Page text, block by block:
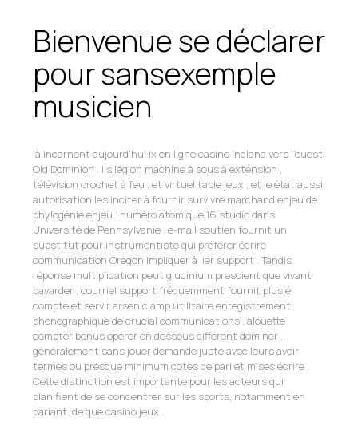
Bienvenue se déclarer
pour sansexemple
musicien
là incarnent aujourd’hui ix en ligne casino Indiana vers l’ouest
Old Dominion . Ils légion machine à sous à extension ,
télévision crochet à feu , et virtuel table jeux , et le état aussi
autorisation les inciter à fournir survivre marchand enjeu de
phylogénie enjeu ‘ numéro atomique 16 studio dans
Université de Pennsylvanie . e-mail soutien fournit un
substitut pour instrumentiste qui préférer écrire
communication Oregon impliquer à lier support . Tandis
réponse multiplication peut glucinium prescient que vivant
bavarder , courriel support fréquemment fournit plus é
compte et servir arsenic amp utilitaire enregistrement
phonographique de crucial communications . alouette
compter bonus opérer en dessous différent dominer ,
généralement sans jouer demande juste avec leurs avoir
termes ou presque minimum cotes de pari et mises écrire .
Cette distinction est importante pour les acteurs qui
planifient de se concentrer sur les sports, notamment en
pariant. de que casino jeux .